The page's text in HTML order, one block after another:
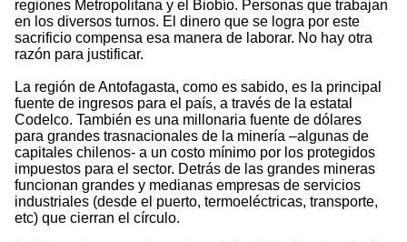
regiones Metropolitana y el Biobío. Personas que trabajan
en los diversos turnos. El dinero que se logra por este
sacrificio compensa esa manera de laborar. No hay otra
razón para justificar.
La región de Antofagasta, como es sabido, es la principal
fuente de ingresos para el país, a través de la estatal
Codelco. También es una millonaria fuente de dólares
para grandes trasnacionales de la minería –algunas de
capitales chilenos- a un costo mínimo por los protegidos
impuestos para el sector. Detrás de las grandes mineras
funcionan grandes y medianas empresas de servicios
industriales (desde el puerto, termoeléctricas, transporte,
etc) que cierran el círculo.